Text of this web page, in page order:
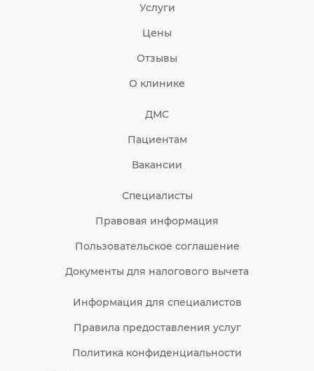
Услуги
Цены
Отзывы
О клинике
ДМС
Пациентам
Вакансии
Специалисты
Правовая информация
Пользовательское соглашение
Документы для налогового вычета
Информация для специалистов
Правила предоставления услуг
Политика конфиденциальности